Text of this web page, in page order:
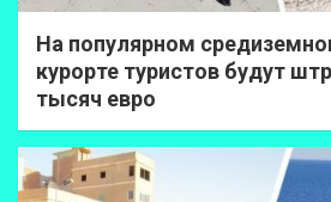
На популярном
курорте туристов будут
тысяч евро